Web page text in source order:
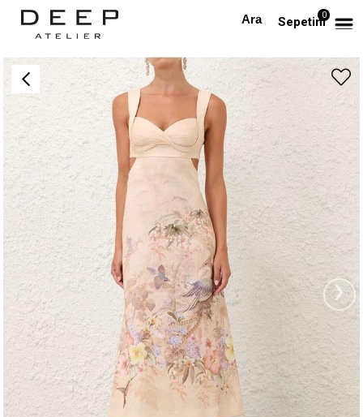
Sepetim0
Anasayfa PREMIUM Askılı Pencere Detaylı Desenli Midi Keten Premium Elbise
›